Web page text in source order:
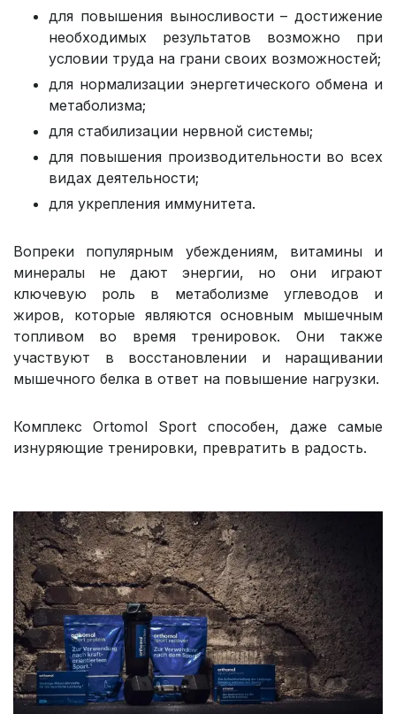
для повышения выносливости – достижение
необходимых результатов возможно при
условии труда на грани своих возможностей;
для нормализации энергетического обмена и
метаболизма;
для стабилизации нервной системы;
для повышения производительности во всех
видах деятельности;
для укрепления иммунитета.
Вопреки популярным убеждениям, витамины и
минералы не дают энергии, но они играют
ключевую роль в метаболизме углеводов и
жиров, которые являются основным мышечным
топливом во время тренировок. Они также
участвуют в восстановлении и наращивании
мышечного белка в ответ на повышение нагрузки.
Комплекс Ortomol Sport способен, даже самые
изнуряющие тренировки, превратить в радость.